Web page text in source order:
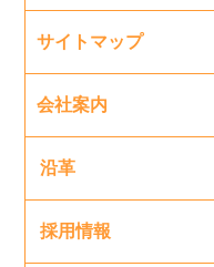
サイトマップ
会社案内
沿革
採用情報